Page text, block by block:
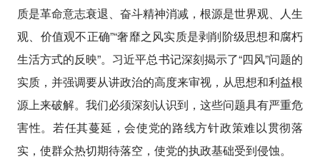
质是革命意志衰退、奋斗精神消减，根源是世界观、人生
观、价值观不正确”“奢靡之风实质是剥削阶级思想和腐朽
生活方式的反映”。习近平总书记深刻揭示了“四风”问题的
实质，并强调要从讲政治的高度来审视，从思想和利益根
源上来破解。我们必须深刻认识到，这些问题具有严重危
害性。若任其蔓延，会使党的路线方针政策难以贯彻落
实，使群众热切期待落空，使党的执政基础受到侵蚀。